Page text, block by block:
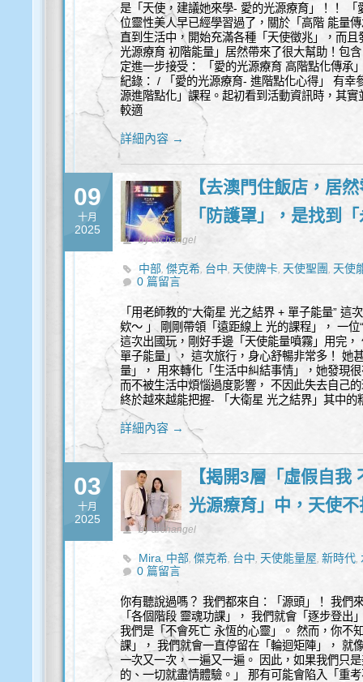
是「天使，建議她來學- 愛的光源療育」！！ 「
位靈性美人早已經學習過了，關於「高階 能量
直到生活中，開始充滿各種「天使徵兆」，而
光源療育 初階能量」居然帶來了很大幫助！包
定進一步接受： 「愛的光源療育 高階點化傳承
紀錄： / 「愛的光源療育- 進階點化心得」 有幸
源進階點化」課程。起初看到活動資訊時，其
較適
詳細內容 →
09
十月
2025
【去澳門住飯店，居
「防護罩」，是找到
by archangel
中部,傑克希, 台中, 天使牌卡, 天使聖團, 天使
福,神聖幾何
0 篇留言
「用老師教的“大衛星 光之結界 + 單子能量” 這
欸～ 」 剛剛帶領「遠距線上 光的課程」， 一
這次出國玩，剛好手邊「天使能量噴霧」用完
單子能量」， 這次旅行，身心舒暢非常多！ 她
量」， 用來轉化「生活中糾結事情」，她發現
而不被生活中煩惱過度影響， 不因此失去自己
終於越來越能把握- 「大衛星 光之結界」其中的
詳細內容 →
03
十月
2025
【揭開3層「虛假自
光源療育」中，天使
by archangel
Mira, 中部,傑克希, 台中, 天使能量屋,新時代,
0 篇留言
你有聽說過嗎？ 我們都來自：「源頭」！ 我們
「各個階段 靈魂功課」， 我們就會「逐步登
我們是「不會死亡 永恆的心靈」。 然而，你不
課」， 我們就會一直停留在「輪迴矩陣」， 就
一次又一次，一遍又一遍。 因此，如果我們只
的、一切就盡情體驗。」 那有可能會陷入「重